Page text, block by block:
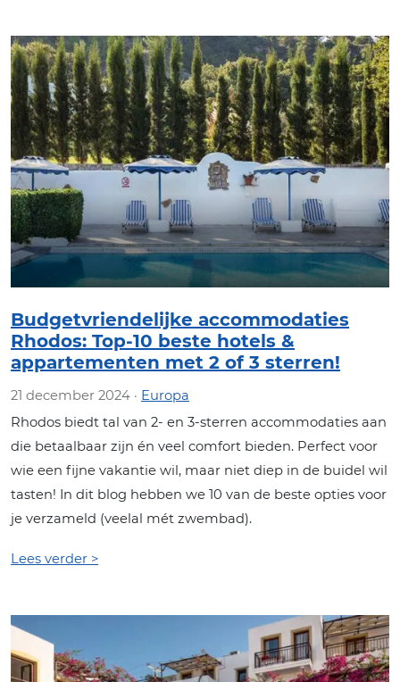
Budgetvriendelijke accommodaties
Rhodos: Top-10 beste hotels &
appartementen met 2 of 3 sterren!
21 december 2024 · Europa
Rhodos biedt tal van 2- en 3-sterren accommodaties aan
die betaalbaar zijn én veel comfort bieden. Perfect voor
wie een fijne vakantie wil, maar niet diep in de buidel wil
tasten! In dit blog hebben we 10 van de beste opties voor
je verzameld (veelal mét zwembad).
Lees verder >